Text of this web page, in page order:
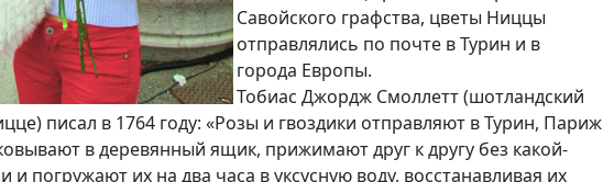
Савойского графства, цветы Ниццы
отправлялись по почте в Турин и в
города Европы.
Тобиас Джордж Смоллетт (шотландский
писал в 1764 году: «Розы и гвоздики отправляют в Турин, Париж
в деревянный ящик, прижимают друг к другу без какой-
и погружают их на два часа в уксусную воду, восстанавливая их